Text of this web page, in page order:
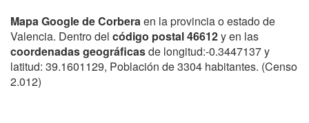
Mapa Google de Corberaen la provincia o estado de
Valencia. Dentro del código postal 46612y en las
coordenadas geográficasde longitud:-0.3447137 y
latitud: 39.1601129, Población de 3304 habitantes. (Censo
2.012)